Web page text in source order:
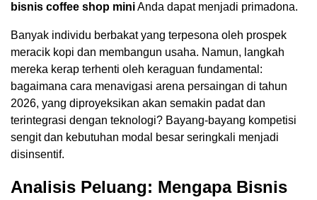
bisnis coffee shop miniAnda dapat menjadi primadona.
Banyak individu berbakat yang terpesona oleh prospek
meracik kopi dan membangun usaha. Namun, langkah
mereka kerap terhenti oleh keraguan fundamental:
bagaimana cara menavigasi arena persaingan di tahun
2026, yang diproyeksikan akan semakin padat dan
terintegrasi dengan teknologi? Bayang-bayang kompetisi
sengit dan kebutuhan modal besar seringkali menjadi
disinsentif.
Analisis Peluang: Mengapa Bisnis